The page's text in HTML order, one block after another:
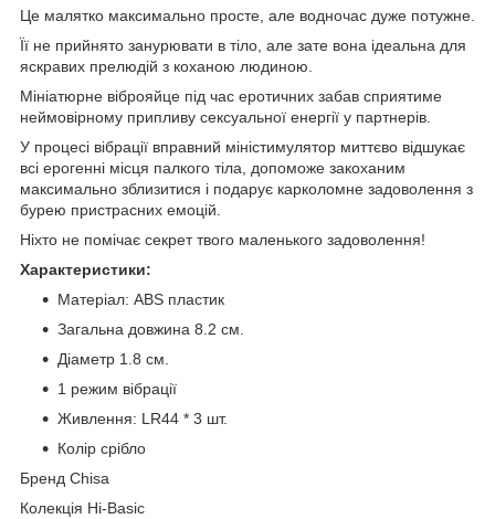
Це малятко максимально просте, але водночас дуже потужне.
Її не прийнято занурювати в тіло, але зате вона ідеальна для
яскравих прелюдій з коханою людиною.
Мініатюрне віброяйце під час еротичних забав сприятиме
неймовірному припливу сексуальної енергії у партнерів.
У процесі вібрації вправний міністимулятор миттєво відшукає
всі ерогенні місця палкого тіла, допоможе закоханим
максимально зблизитися і подарує карколомне задоволення з
бурею пристрасних емоцій.
Ніхто не помічає секрет твого маленького задоволення!
Характеристики:
Матеріал: ABS пластик
Загальна довжина 8.2 см.
Діаметр 1.8 см.
1 режим вібрації
Живлення: LR44 * 3 шт.
Колір срібло
Бренд Chisa
Колекція Hi-Basic